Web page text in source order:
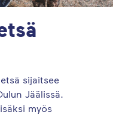
sijaitsee
Jäälissä.
myös